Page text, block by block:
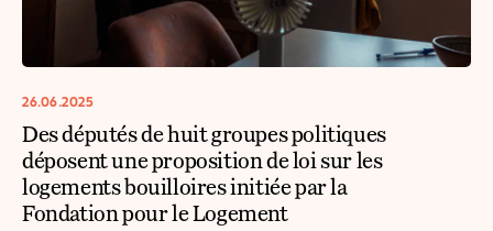
26.06.2025
Des députés de huit groupes politiques
déposent une proposition de loi sur les
logements bouilloires initiée par la
Fondation pour le Logement